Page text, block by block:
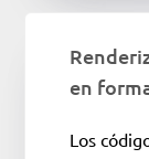
en
Los